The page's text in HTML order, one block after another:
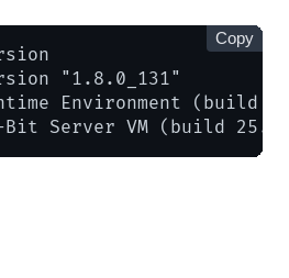
"1.8.0_131"
Environment (build
Bit Server VM (build
Copy